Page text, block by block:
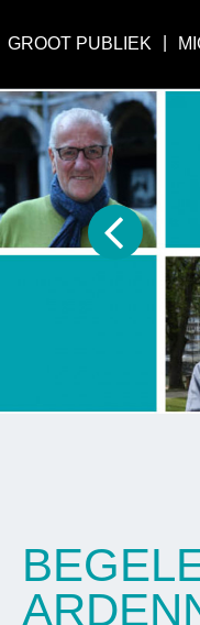
GROOT PUBLIEK